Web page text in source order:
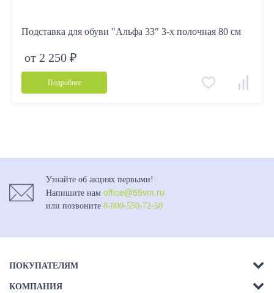
Подставка для обуви "Альфа 33" 3-х полочная 80 см
от 2 250 ₽
Подробнее
Узнайте об акциях первыми!
Напишите нам office@55vm.ru
или позвоните 8-800-550-72-50
ПОКУПАТЕЛЯМ
Акции
КОМПАНИЯ